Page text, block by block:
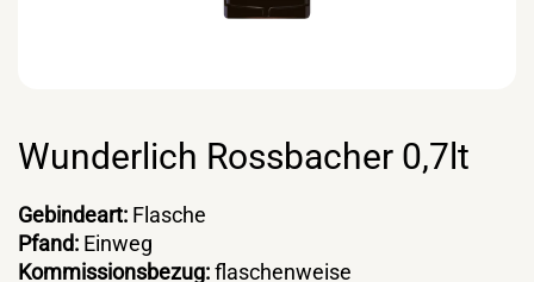
Wunderlich Rossbacher 0,7lt
Gebindeart: Flasche
Pfand: Einweg
Kommissionsbezug:flaschenweise